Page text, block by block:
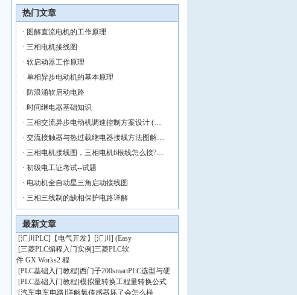
热门文章
· 图解直流电机的工作原理
· 三相电机接线图
· 软启动器工作原理
· 单相异步电动机的基本原理
· 防浪涌软启动电路
· 时间继电器基础知识
· 三相交流异步电动机调速控制方案设计 (…
· 交流接触器与热过载继电器接线方法图解…
· 三相电机接线图，三相电机6根线怎么接?…
· 初级电工证考试--试题
· 电动机全自动星三角启动接线图
· 三相三线制的缺相保护电路详解
最新文章
[汇川PLC] 【电气开发】[汇川] (Easy
[三菱PLC编程入门实例]三菱PLC软
件 GX Works2 程
[PLC基础入门教程]西门子200smartPLC选型与硬
[PLC基础入门教程]模拟量转换工程量转换公式
[汽车电车电路]详解氧传感器坏了会怎么样